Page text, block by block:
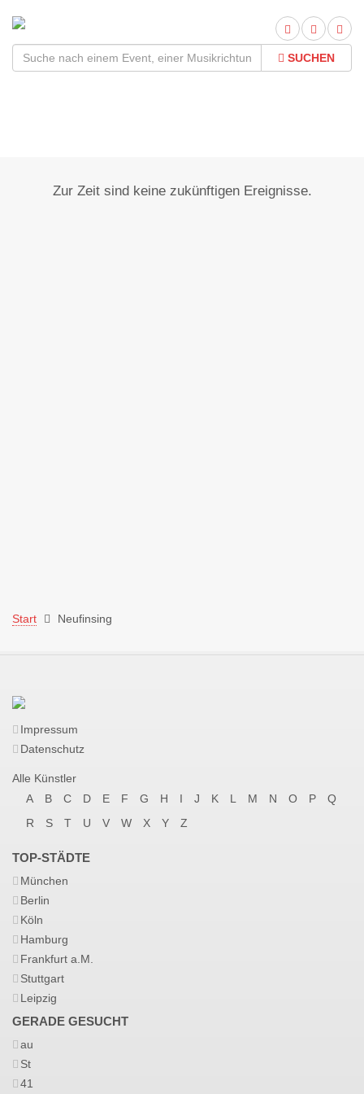
SUCHEN
Zur Zeit sind keine zukünftigen Ereignisse.
Start Neufinsing
Impressum
Datenschutz
Alle Künstler
A
B C D E F G H I J K L M N O P
Q
R
S T U V W X Y Z
TOP-STÄDTE
München
Berlin
Köln
Hamburg
Frankfurt a.M.
Stuttgart
Leipzig
GERADE GESUCHT
au
St
41